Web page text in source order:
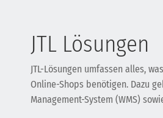
JTL Lösungen
JTL-Lösungen umfassen alles,
Online-Shops benötigen. Dazu
Management-System (WMS)